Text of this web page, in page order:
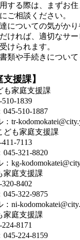
する際は、まずお
ご相談ください。
についての気がか
ければ、適切なサ
けられます。
類や手続きについ
援課】
家庭支援課
510-1839
045-510-1887
：tr-
も家庭支援課
411-7113
045-321-8820
：kg-
庭支援課
8402
045-322-9875
：ni-
庭支援課
8171
045-224-8159